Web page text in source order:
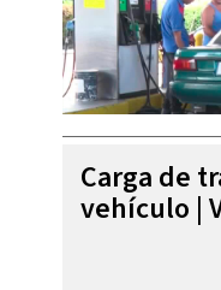
Carga de
vehículo |